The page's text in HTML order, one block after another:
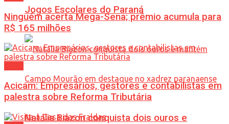
Jogos Escolares do Paraná
Natália Biazon conquista dois ouros e
Ninguém acerta Mega-Sena; prêmio acumula para
R$ 165 milhões
Acicam: Empresários, gestores e contabilistas em
palestra sobre Reforma Tributária